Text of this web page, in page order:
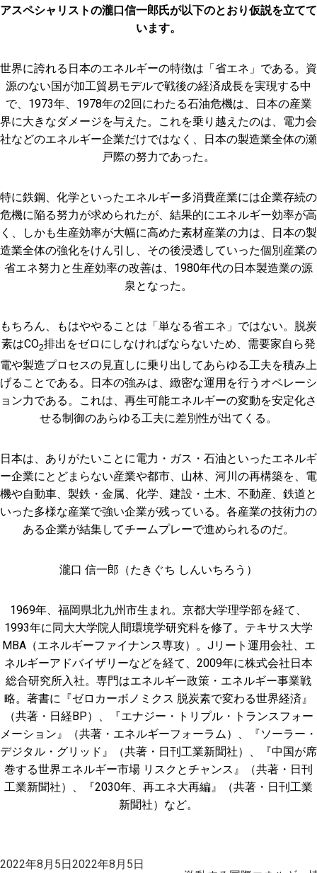
アスペシャリストの瀧口信一郎氏が以下のとおり仮説を立てて
います。
世界に誇れる日本のエネルギーの特徴は「省エネ」である。資
源のない国が加工貿易モデルで戦後の経済成長を実現する中
で、1973年、1978年の2回にわたる石油危機は、日本の産業
界に大きなダメージを与えた。これを乗り越えたのは、電力会
社などのエネルギー企業だけではなく、日本の製造業全体の瀬
戸際の努力であった。
特に鉄鋼、化学といったエネルギー多消費産業には企業存続の
危機に陥る努力が求められたが、結果的にエネルギー効率が高
く、しかも生産効率が大幅に高めた素材産業の力は、日本の製
造業全体の強化をけん引し、その後浸透していった個別産業の
省エネ努力と生産効率の改善は、1980年代の日本製造業の源
泉となった。
もちろん、もはややることは「単なる省エネ」ではない。脱炭
素はCO2排出をゼロにしなければならないため、需要家自ら発
電や製造プロセスの見直しに乗り出してあらゆる工夫を積み上
げることである。日本の強みは、緻密な運用を行うオペレーシ
ョン力である。これは、再生可能エネルギーの変動を安定化さ
せる制御のあらゆる工夫に差別性が出てくる。
日本は、ありがたいことに電力・ガス・石油といったエネルギ
ー企業にとどまらない産業や都市、山林、河川の再構築を、電
機や自動車、製鉄・金属、化学、建設・土木、不動産、鉄道と
いった多様な産業で強い企業が残っている。各産業の技術力の
ある企業が結集してチームプレーで進められるのだ。
瀧口 信一郎（たきぐち しんいちろう）
1969年、福岡県北九州市生まれ。京都大学理学部を経て、
1993年に同大大学院人間環境学研究科を修了。テキサス大学
MBA（エネルギーファイナンス専攻）。Jリート運用会社、エ
ネルギーアドバイザリーなどを経て、2009年に株式会社日本
総合研究所入社。専門はエネルギー政策・エネルギー事業戦
略。著書に『ゼロカーボノミクス 脱炭素で変わる世界経済』
（共著・日経BP）、『エナジー・トリプル・トランスフォー
メーション』（共著・エネルギーフォーラム）、『ソーラー・
デジタル・グリッド』（共著・日刊工業新聞社）、『中国が席
巻する世界エネルギー市場 リスクとチャンス』（共著・日刊
工業新聞社）、『2030年、再エネ大再編』（共著・日刊工業
新聞社）など。
投
2022年8月5日 2022年8月5日